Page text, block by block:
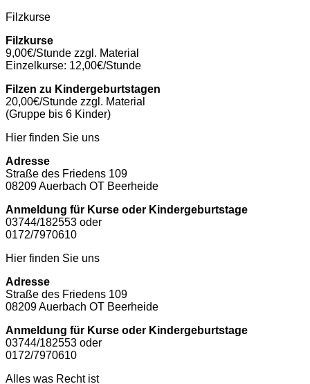
Filzkurse
Filzkurse
9,00€/Stunde zzgl. Material
Einzelkurse: 12,00€/Stunde
Filzen zu Kindergeburtstagen
20,00€/Stunde zzgl. Material
(Gruppe bis 6 Kinder)
Hier finden Sie uns
Adresse
Straße des Friedens 109
08209 Auerbach OT Beerheide
Anmeldung für Kurse oder Kindergeburtstage
03744/182553 oder
0172/7970610
Hier finden Sie uns
Adresse
Straße des Friedens 109
08209 Auerbach OT Beerheide
Anmeldung für Kurse oder Kindergeburtstage
03744/182553 oder
0172/7970610
Alles was Recht ist